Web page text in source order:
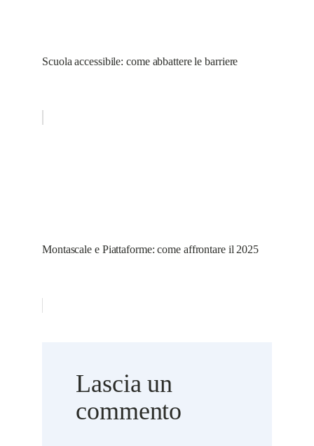
Scuola accessibile: come abbattere le barriere
Montascale e Piattaforme: come affrontare il 2025
Lascia un
commento